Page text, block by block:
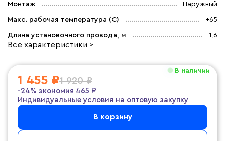
Монтаж Наружный
Макс. рабочая температура (C) +65
Длина установочного провода, м 1,6
Все характеристики >
В наличии
1 455 ₽1 920 ₽
-24% экономия 465 ₽
Индивидуальные условия на оптовую закупку
В корзину